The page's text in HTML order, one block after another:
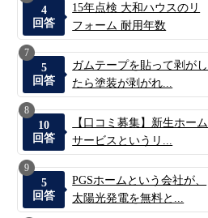
4
回答
15年点検 大和ハウスのリ
フォーム 耐用年数
7
5
回答
ガムテープを貼って剥がし
たら塗装が剥がれ...
8
10
回答
【口コミ募集】新生ホーム
サービスというリ...
9
5
回答
PGSホームという会社が、
太陽光発電を無料と...